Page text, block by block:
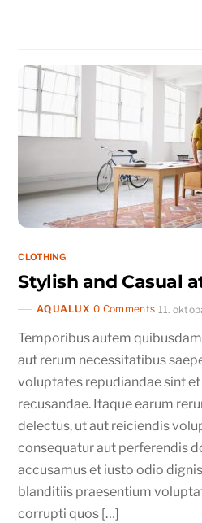
CLOTHING
Stylish and Casual
AQUALUX 0 Comments 11.
Temporibus autem
aut rerum necessitatibus
voluptates repudiandae sint
recusandae. Itaque earum
delectus, ut aut reiciendis
consequatur aut perferendis
accusamus et iusto odio
blanditiis praesentium
corrupti quos […]